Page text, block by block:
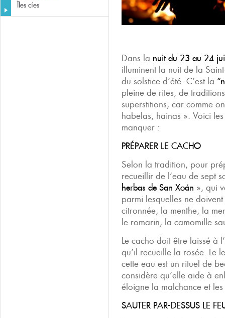
Îles cíes
Dans la nuit du 23 au 24
illuminent la nuit de la
du solstice d’été. C’est la
pleine de rites, de
superstitions, car comme
habelas, hainas ». Voici
manquer :
PRÉPARER LE CACHO
Selon la tradition, pour
recueillir de l’eau de sept
herbas de San Xoán », qui
parmi lesquelles ne
citronnée, la menthe, la
le romarin, la camomille
Le cacho doit être laissé à
qu’il recueille la rosée. Le
cette eau est un rituel de
considère qu’elle aide à
éloigne la malchance et
SAUTER PAR-DESSUS LE